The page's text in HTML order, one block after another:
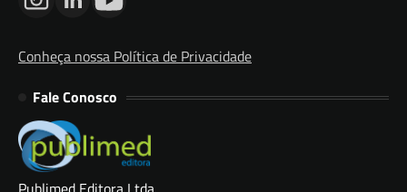
Conheça nossa Política de Privacidade
Fale Conosco